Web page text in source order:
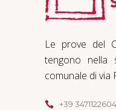
Le prove del
tengono nella
comunale di via
+39 3471122604